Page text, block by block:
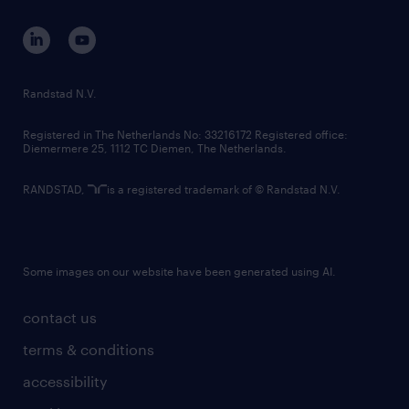
corporate governance
randstad innovation fund
country websites
contact us
terms & conditions
accessibility
Randstad N.V.
Registered in The Netherlands No: 33216172 Registered office:
Diemermere 25, 1112 TC Diemen, The Netherlands.
RANDSTAD, is a registered trademark of © Randstad N.V.
Some images on our website have been generated using AI.